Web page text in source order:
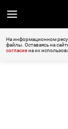
На информационном
файлы. Оставаясь на
согласиена их